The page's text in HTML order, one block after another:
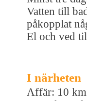
Vatten till
påkopplat
El och ved
I närheten
Affär: 10